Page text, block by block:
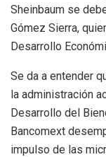
Sheinbaum se
Gómez Sierra,
Desarrollo
Se da a entender
la administración
Desarrollo del
Bancomext
impulso de las